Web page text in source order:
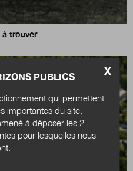
trouver
X
PUBLICS
qui permettent
importantes du site,
à déposer les 2
pour lesquelles nous